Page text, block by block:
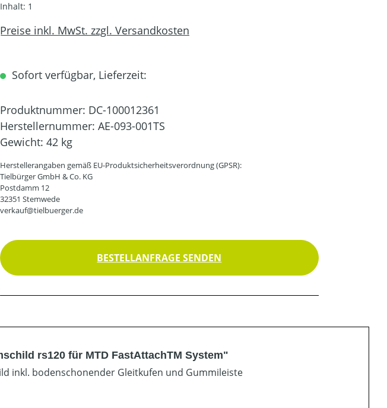
Inhalt: 1
Preise inkl. MwSt. zzgl. Versandkosten
Sofort verfügbar, Lieferzeit:
Produktnummer: DC-100012361
Herstellernummer: AE-093-001TS
Gewicht: 42 kg
Herstellerangaben gemäß EU-Produktsicherheitsverordnung (GPSR):
Tielbürger GmbH & Co. KG
Postdamm 12
32351 Stemwede
verkauf@tielbuerger.de
BESTELLANFRAGE SENDEN
rs120 für MTD FastAttachTM System"
inkl. bodenschonender Gleitkufen und Gummileiste